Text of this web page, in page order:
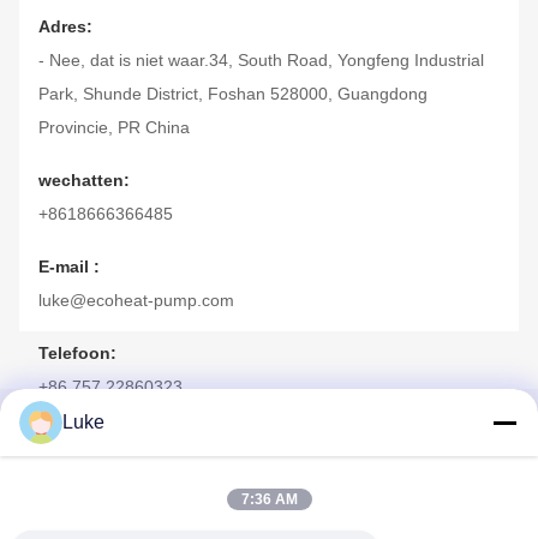
Adres:
- Nee, dat is niet waar.34, South Road, Yongfeng Industrial
Park, Shunde District, Foshan 528000, Guangdong
Provincie, PR China
wechatten:
+8618666366485
E-mail :
luke@ecoheat-pump.com
Telefoon:
+86 757 22860323
Skype:
Snel contact
Luke
7:36 AM